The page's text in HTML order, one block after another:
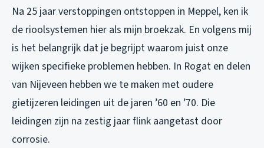
Na 25 jaar verstoppingen ontstoppen in Meppel, ken ik
de rioolsystemen hier als mijn broekzak. En volgens mij
is het belangrijk dat je begrijpt waarom juist onze
wijken specifieke problemen hebben. In Rogat en delen
van Nijeveen hebben we te maken met oudere
gietijzeren leidingen uit de jaren ’60 en ’70. Die
leidingen zijn na zestig jaar flink aangetast door
corrosie.